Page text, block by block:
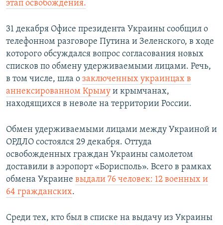
этап освобождения.
31 декабря Офисе президента Украины сообщил о
телефонном разговоре Путина и Зеленского, в ходе
которого обсуждался вопрос согласования новых
списков по обмену удерживаемыми лицами. Речь,
в том числе, шла о заключенных украинцах в
аннексированном Крыму и крымчанах,
находящихся в неволе на территории России.
Обмен удерживаемыми лицами между Украиной и
ОРДЛО состоялся 29 декабря. Оттуда
освобожденных граждан Украины самолетом
доставили в аэропорт «Борисполь». Всего в рамках
обмена Украине выдали 76 человек: 12 военных и
64 гражданских.
Среди тех, кто был в списке на выдачу из Украины